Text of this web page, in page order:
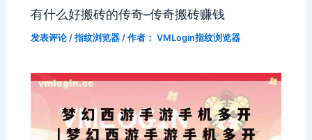
有什么好搬砖的传奇–传奇搬砖赚钱
发表评论 /指纹浏览器 / 作者： VMLogin指纹浏览器